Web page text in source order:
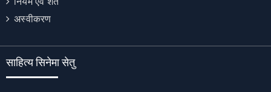
अस्वीकरण
साहित्य सिनेमा सेतु